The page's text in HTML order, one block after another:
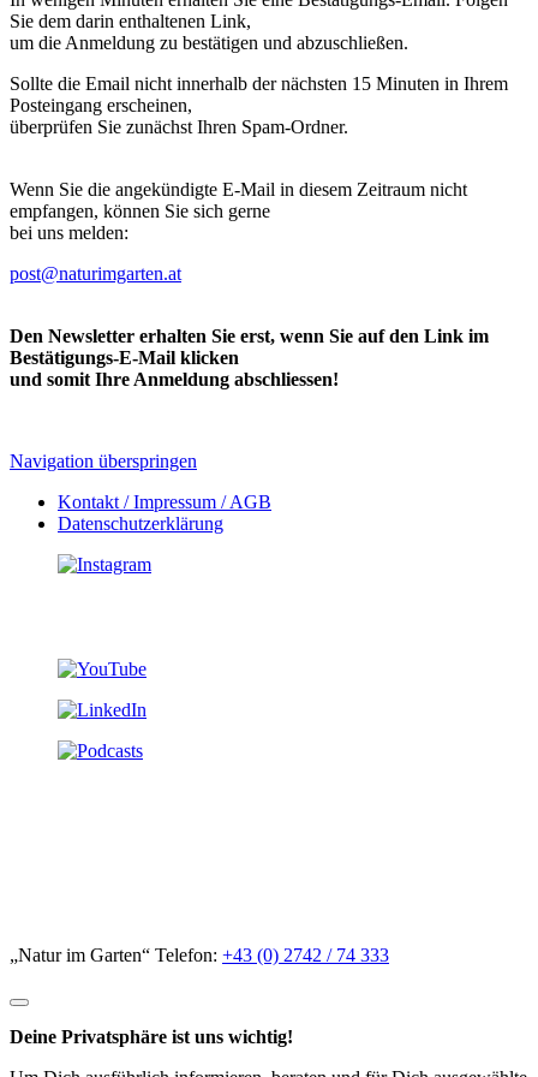
Sie dem darin enthaltenen Link,
um die Anmeldung zu bestätigen und abzuschließen.
Sollte die Email nicht innerhalb der nächsten 15 Minuten in Ihrem
Posteingang erscheinen,
überprüfen Sie zunächst Ihren Spam-Ordner.
Wenn Sie die angekündigte E-Mail in diesem Zeitraum nicht
empfangen, können Sie sich gerne
bei uns melden:
post@naturimgarten.at
Den Newsletter erhalten Sie erst, wenn Sie auf den Link im
Bestätigungs-E-Mail klicken
und somit Ihre Anmeldung abschliessen!
Navigation überspringen
Kontakt / Impressum / AGB
Datenschutzerklärung
„Natur im Garten“ Telefon: +43 (0) 2742 / 74 333
Deine Privatsphäre ist uns wichtig!